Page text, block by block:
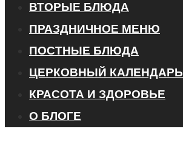
ВТОРЫЕ БЛЮДА
ПРАЗДНИЧНОЕ МЕНЮ
ПОСТНЫЕ БЛЮДА
ЦЕРКОВНЫЙ КАЛЕНДАРЬ
КРАСОТА И ЗДОРОВЬЕ
О БЛОГЕ